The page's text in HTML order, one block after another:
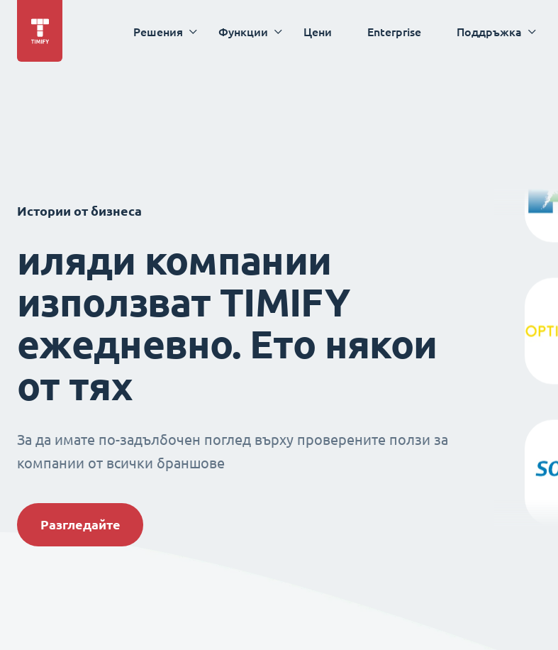
Решения Функции Цени Enterprise Поддръжка
Истории от бизнеса
иляди компании
използват TIMIFY
ежедневно. Ето някои
от тях
За да имате по-задълбочен поглед върху проверените ползи за
компании от всички браншове
Разгледайте